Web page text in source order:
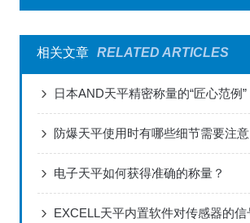
相关文章 RELATED ARTICLES
防爆天平使用时有哪些细节需要注意
电子天平如何获得准确的称量？